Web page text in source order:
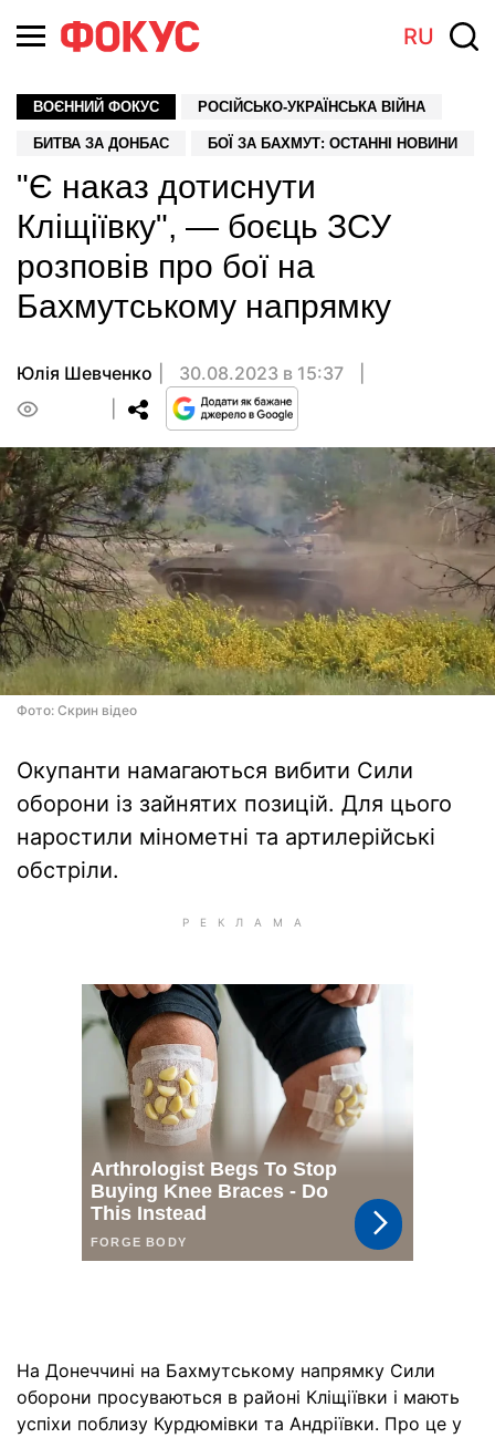
RU
ВОЄННИЙ ФОКУС РОСІЙСЬКО-УКРАЇНСЬКА ВІЙНА
БИТВА ЗА ДОНБАС БОЇ ЗА БАХМУТ: ОСТАННІ НОВИНИ
"Є наказ дотиснути
Кліщіївку", — боєць ЗСУ
розповів про бої на
Бахмутському напрямку
Юлія Шевченко
30.08.2023 в 15:37
Фото: Скрин відео
Окупанти намагаються вибити Сили
оборони із зайнятих позицій. Для цього
наростили мінометні та артилерійські
обстріли.
На Донеччині на Бахмутському напрямку Сили
оборони просуваються в районі Кліщіївки і мають
успіхи поблизу Курдюмівки та Андріївки. Про це у